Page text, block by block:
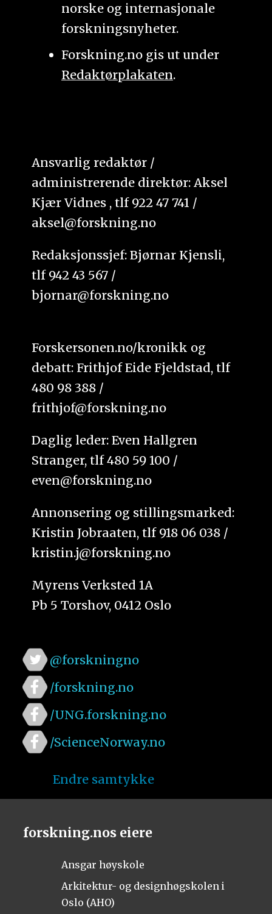
norske og internasjonale
forskningsnyheter.
Forskning.no gis ut under
Redaktørplakaten.
Ansvarlig redaktør /
administrerende direktør: Aksel
Kjær Vidnes , tlf 922 47 741 /
aksel@forskning.no
Redaksjonssjef: Bjørnar Kjensli,
tlf 942 43 567 /
bjornar@forskning.no
Forskersonen.no/kronikk og
debatt: Frithjof Eide Fjeldstad, tlf
480 98 388 /
frithjof@forskning.no
Daglig leder: Even Hallgren
Stranger, tlf 480 59 100 /
even@forskning.no
Annonsering og stillingsmarked:
Kristin Jobraaten, tlf 918 06 038 /
kristin.j@forskning.no
Myrens Verksted 1A
Pb 5 Torshov, 0412 Oslo
@forskningno
/forskning.no
/UNG.forskning.no
/ScienceNorway.no
Endre samtykke
forskning.nos eiere
Ansgar høyskole
Arkitektur- og designhøgskolen i
Oslo (AHO)